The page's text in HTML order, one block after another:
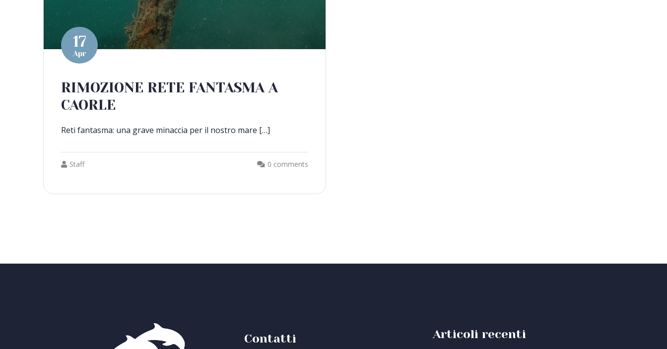
17
Apr
RIMOZIONE RETE FANTASMA A
CAORLE
Reti fantasma: una grave minaccia per il nostro mare […]
Staff 0 comments
Contatti Articoli recenti